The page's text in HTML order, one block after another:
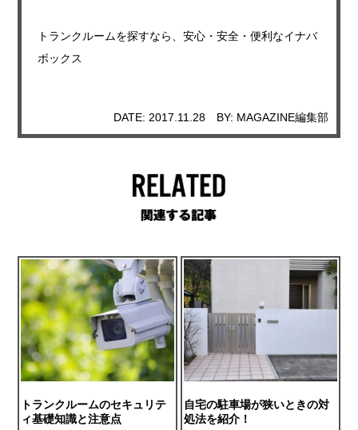
トランクルームを探すなら、安心・安全・便利なイナバ
ボックス
DATE: 2017.11.28 BY: MAGAZINE編集部
トランクルームのセキュリテ
ィ基礎知識と注意点
自宅の駐車場が狭いときの対
処法を紹介！